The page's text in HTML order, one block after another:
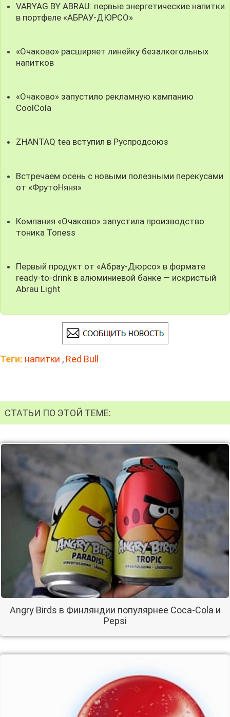
VARYAG BY ABRAU: первые энергетические напитки
в портфеле «АБРАУ-ДЮРСО»
«Очаково» расширяет линейку безалкогольных
напитков
«Очаково» запустило рекламную кампанию
CoolCola
ZHANTAQ tea вступил в Руспродсоюз
Встречаем осень с новыми полезными перекусами
от «ФрутоНяня»
Компания «Очаково» запустила производство
тоника Toness
Первый продукт от «Абрау-Дюрсо» в формате
ready-to-drink в алюминиевой банке — искристый
Abrau Light
Теги: напитки , Red Bull
СТАТЬИ ПО ЭТОЙ ТЕМЕ:
Angry Birds в Финляндии популярнее Coca-Cola и
Pepsi